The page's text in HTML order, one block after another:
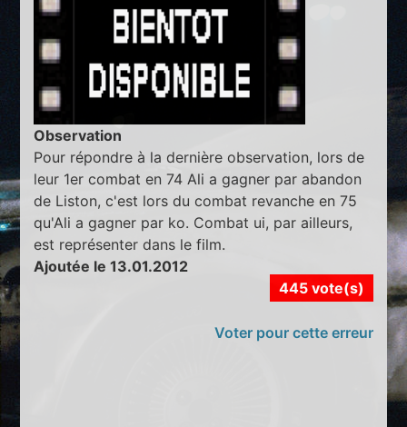
Observation
Pour répondre à la dernière observation, lors de
leur 1er combat en 74 Ali a gagner par abandon
de Liston, c'est lors du combat revanche en 75
qu'Ali a gagner par ko. Combat ui, par ailleurs,
est représenter dans le film.
Ajoutée le 13.01.2012
445 vote(s)
Voter pour cette erreur